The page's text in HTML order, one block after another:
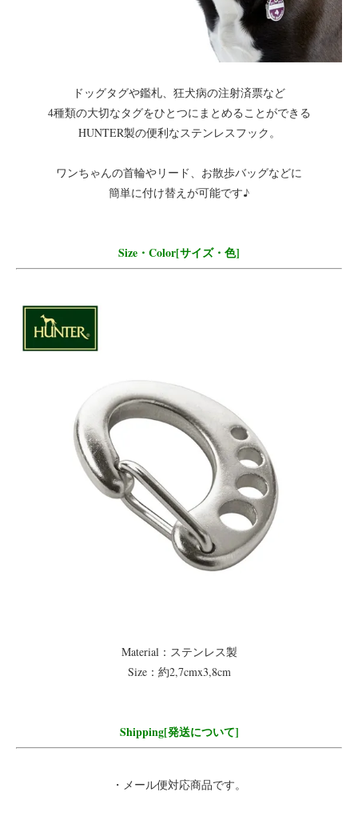
ドッグタグや鑑札、狂犬病の注射済票など
4種類の大切なタグをひとつにまとめることができる
HUNTER製の便利なステンレスフック。
ワンちゃんの首輪やリード、お散歩バッグなどに
簡単に付け替えが可能です♪
Size・Color[サイズ・色]
Material：ステンレス製
Size：約2,7cmx3,8cm
Shipping[発送について]
・メール便対応商品です。